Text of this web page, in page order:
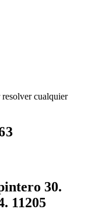
cualquier
30.
11205